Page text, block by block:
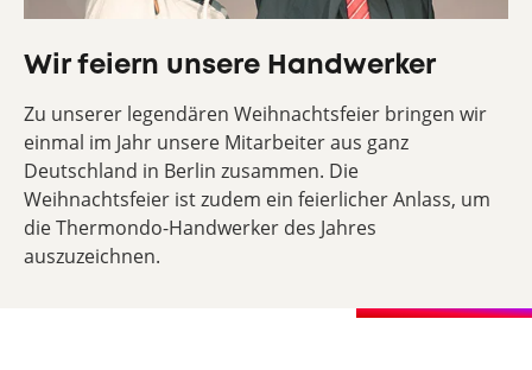
Wir feiern unsere Handwerker
Zu unserer legendären Weihnachtsfeier bringen wir
einmal im Jahr unsere Mitarbeiter aus ganz
Deutschland in Berlin zusammen. Die
Weihnachtsfeier ist zudem ein feierlicher Anlass, um
die Thermondo-Handwerker des Jahres
auszuzeichnen.